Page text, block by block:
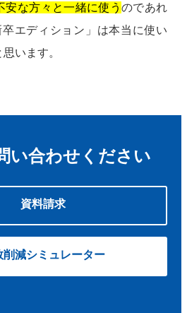
安な方々と一緒に使う のであれ
エディション」は本当に使い
います。
い合わせください
資料請求
削減シミュレーター